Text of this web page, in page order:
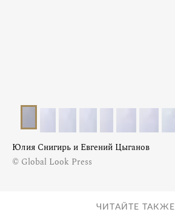
Юлия Снигирь и Евгений Цыганов
© Global Look Press
ЧИТАЙТЕ ТАКЖЕ